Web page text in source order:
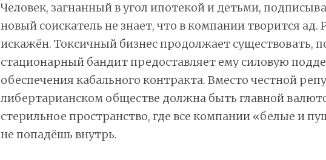
Человек, загнанный в угол ипотекой и детьми,
новый соискатель не знает, что в компании творится
искажён. Токсичный бизнес продолжает существовать,
стационарный бандит предоставляет ему силовую
обеспечения кабального контракта. Вместо честной
либертарианском обществе должна быть главной
стерильное пространство, где все компании «белые и
не попадёшь внутрь.